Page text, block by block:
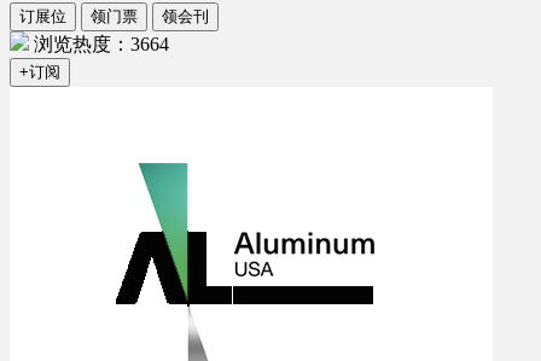
订展位 领门票 领会刊
浏览热度：3664
+订阅